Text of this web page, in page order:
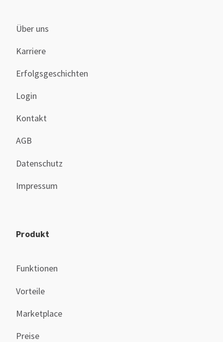
Über uns
Karriere
Erfolgsgeschichten
Login
Kontakt
AGB
Datenschutz
Impressum
Produkt
Funktionen
Vorteile
Marketplace
Preise